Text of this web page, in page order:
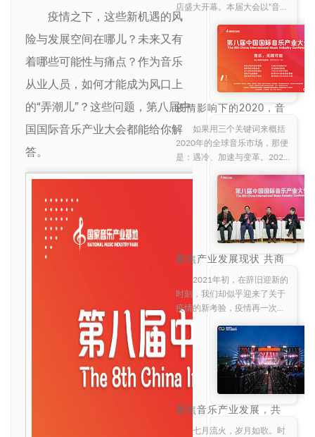
疫情之下，这些新机遇的风
险与发展空间在哪儿？未来又有
着哪些可能性与痛点？作为音乐
从业人员，如何才能成为风口上
的“弄潮儿”？这些问题，第八届中
国国际音乐产业大会都能给你解
答。
店盛大开幕。本届大会以“音乐
+科技”为主题，汇聚行业各界
精英前来共同探讨行业热点，
分析行业现状，展望行业未
来。 出席大会的嘉
疫情影响下的2020，音
的答卷？
如果用三个关键词来概括
2020年的全球音乐市场，那便
是：遇冷、加速与变革。2020
年对于全球音乐行业来说是载
入史册的一年，受新冠肺炎影
响，现场演出活动被迫中止，
演出娱乐市场遭遇最强 黑天鹅
。中小公司
聚焦产业发展现状 共商
中国国际音乐产业大会
高峰论坛板块解读
2021年初，在辞旧迎新的
时刻，我们却似乎迎来了关于
疫情的新考验，疫情再一次冲
击着人们慢慢步入正轨的工作
和生活。音乐产业的发展不得
不再一次调整自身来应对新的
挑战。但幸运的是，这一次我
们可以回顾复盘去年
聚焦音乐产业发展，共
国国际音乐产业大会音
七月流火，岁月如歌。时